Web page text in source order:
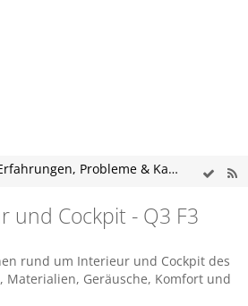
Audi Q3 F3 Forum - Erfahrungen, Probleme & Kaufberatung
und Cockpit - Q3 F3
rund um Interieur und Cockpit des
Materialien, Geräusche, Komfort und